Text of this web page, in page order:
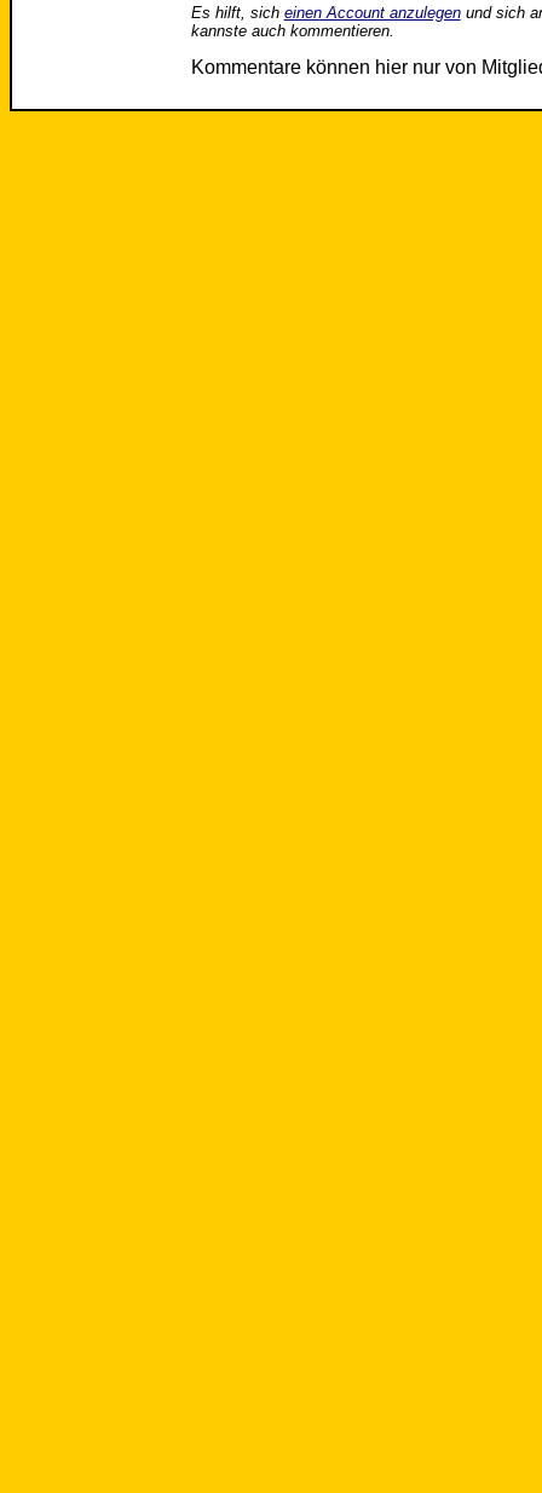
Es hilft, sich einen Account anzulegenund sich
kannste auch kommentieren.
Kommentare können hier nur von